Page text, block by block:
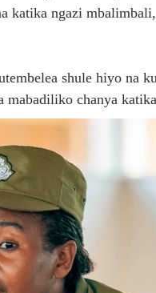
katika ngazi
shule hiyo na
mabadiliko chanya